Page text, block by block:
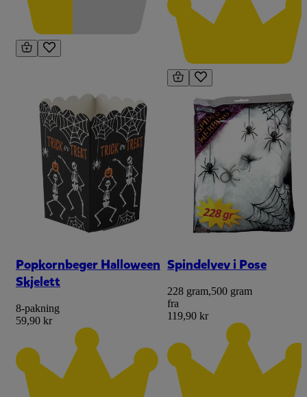
Popkornbeger Halloween
Skjelett
8-pakning
59,90 kr
Spindelvev i Pose
228 gram,500 gram
fra
119,90 kr